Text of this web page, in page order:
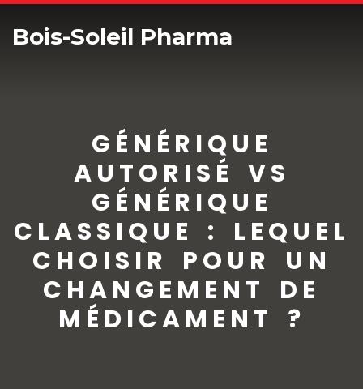
Bois-Soleil Pharma
GÉNÉRIQUE
AUTORISÉ VS
GÉNÉRIQUE
CLASSIQUE : LEQUEL
CHOISIR POUR UN
CHANGEMENT DE
MÉDICAMENT ?